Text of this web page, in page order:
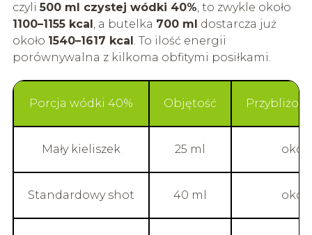
czyli500 ml czystej wódki 40%, to zwykle około
1100–1155 kcal, a butelka 700 ml dostarcza już
około 1540–1617 kcal. To ilość energii
porównywalna z kilkoma obfitymi posiłkami.
Porcja wódki 40% Objętość
Mały kieliszek 25 ml
Standardowy shot 40 ml